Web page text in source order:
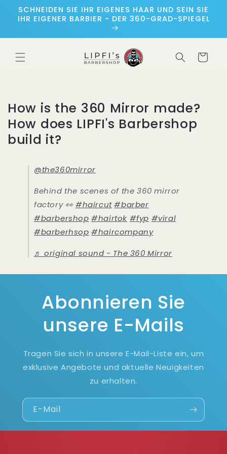
zum
Inhalt
SCHNEIDEN SIE IHR EIGENES HAAR UND SEIN SIE
IHR EIGENER BARBIER - DER 360-GRAD-SPIEGEL
Warenkorb
How is the 360 Mirror made?
How does LIPFI's Barbershop
build it?
@the360mirror
Behind the scenes of the 360 mirror
factory 👀#haircut #barber
#barbershop #hairtok #fyp #viral
#barberhsop #haircompany
♬ original sound - The 360 Mirror
Abonnieren Sie
unsere E-Mails
Tragen Sie sich in unsere E-Mail-Liste ein, um
exklusive Angebote und aktuelle Neuigkeiten
zu erhalten.
E-Mail